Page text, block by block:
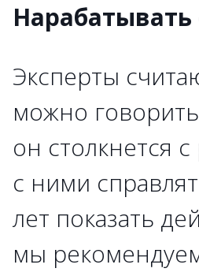
Эксперты
можно
он столкнется
с ними
лет показать
мы